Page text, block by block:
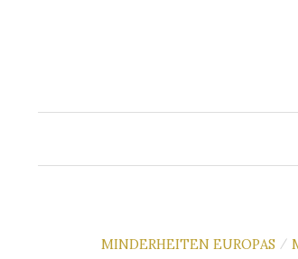
MINDERHEITEN EUROPAS /